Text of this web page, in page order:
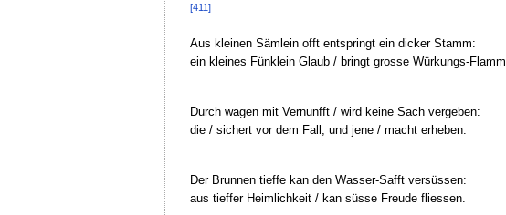
[411]
Aus kleinen Sämlein offt entspringt ein dicker Stamm:
ein kleines Fünklein Glaub / bringt grosse Würkungs-Flamm.
Durch wagen mit Vernunfft / wird keine Sach vergeben:
die / sichert vor dem Fall; und jene / macht erheben.
Der Brunnen tieffe kan den Wasser-Safft versüssen:
aus tieffer Heimlichkeit / kan süsse Freude fliessen.